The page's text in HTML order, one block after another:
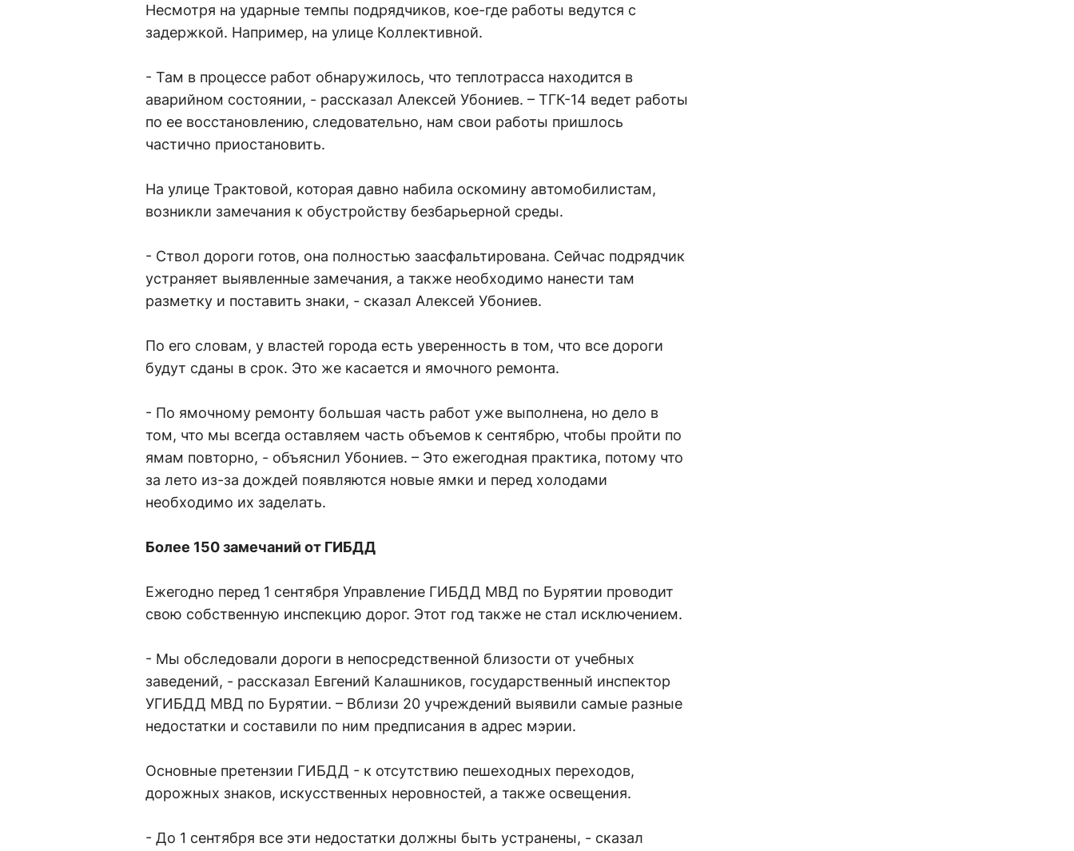
Несмотря на ударные темпы подрядчиков, кое-где работы ведутся с
задержкой. Например, на улице Коллективной.
- Там в процессе работ обнаружилось, что теплотрасса находится в
аварийном состоянии, - рассказал Алексей Убониев. – ТГК-14 ведет работы
по ее восстановлению, следовательно, нам свои работы пришлось
частично приостановить.
На улице Трактовой, которая давно набила оскомину автомобилистам,
возникли замечания к обустройству безбарьерной среды.
- Ствол дороги готов, она полностью заасфальтирована. Сейчас подрядчик
устраняет выявленные замечания, а также необходимо нанести там
разметку и поставить знаки, - сказал Алексей Убониев.
По его словам, у властей города есть уверенность в том, что все дороги
будут сданы в срок. Это же касается и ямочного ремонта.
- По ямочному ремонту большая часть работ уже выполнена, но дело в
том, что мы всегда оставляем часть объемов к сентябрю, чтобы пройти по
ямам повторно, - объяснил Убониев. – Это ежегодная практика, потому что
за лето из-за дождей появляются новые ямки и перед холодами
необходимо их заделать.
Более 150 замечаний от ГИБДД
Ежегодно перед 1 сентября Управление ГИБДД МВД по Бурятии проводит
свою собственную инспекцию дорог. Этот год также не стал исключением.
- Мы обследовали дороги в непосредственной близости от учебных
заведений, - рассказал Евгений Калашников, государственный инспектор
УГИБДД МВД по Бурятии. – Вблизи 20 учреждений выявили самые разные
недостатки и составили по ним предписания в адрес мэрии.
Основные претензии ГИБДД - к отсутствию пешеходных переходов,
дорожных знаков, искусственных неровностей, а также освещения.
- До 1 сентября все эти недостатки должны быть устранены, - сказал